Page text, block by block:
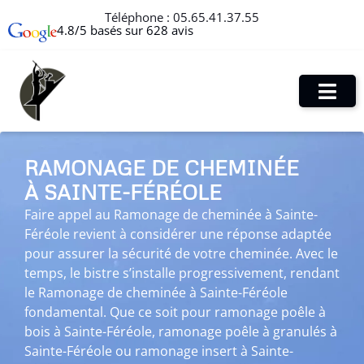
Téléphone : 05.65.41.37.55
4.8/5 basés sur 628 avis
RAMONAGE DE CHEMINÉE
À SAINTE-FÉRÉOLE
Faire appel au Ramonage de cheminée à Sainte-
Féréole revient à considérer une réponse adaptée
pour assurer la sécurité de votre cheminée. Avec le
temps, le bistre s’installe progressivement, rendant
le Ramonage de cheminée à Sainte-Féréole
fondamental. Que ce soit pour ramonage poêle à
bois à Sainte-Féréole, ramonage poêle à granulés à
Sainte-Féréole ou ramonage insert à Sainte-